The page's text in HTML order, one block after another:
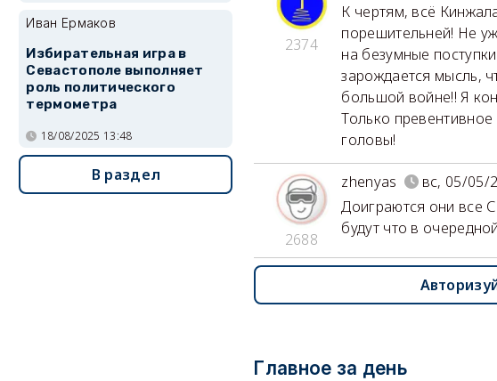
2374
К чертям, всё
порешительней! Не
на безумные
зарождается мысль,
большой войне!! Я
Только
головы!
2688
zhenyas
вс, 05/05/
Доиграются они все
будут что в
Главное за день
Иван Ермаков
Избирательная игра в
Севастополе выполняет
роль политического
термометра
18/08/2025 13:48
В раздел